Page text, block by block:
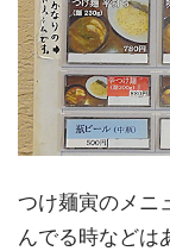
つけ麺寅のメニ
んでる時などは